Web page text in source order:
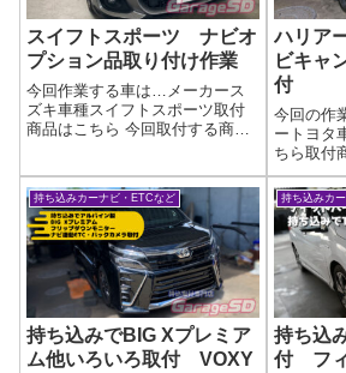
スイフトスポーツ ナビオ
プション品取り付け作業
今回作業する車は…メーカース
ズキ車種スイフトスポーツ取付
商品はこちら 今回取付する商品
ーネスキットですね作業写真純
正バックカメラの映像を市販ナ
ビゲーションに映し出す事が出
来ますナビ取付...
ハリア
ビキャ
付
今回の作
ートヨタ
ちら取付
ーネット
セラー・
でお困り
取り付け
当店なら
テレビキ
持ち込みカーナビ・ETCなど
持ち込みでBIG Xプレミア
ム他いろいろ取付 VOXY
持ち込みカ
持ち込
付 フィ